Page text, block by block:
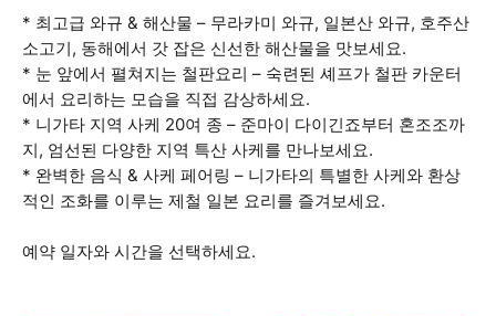
* 최고급 와규 & 해산물 – 무라카미 와규, 일본산 와규, 호주산
소고기, 동해에서 갓 잡은 신선한 해산물을 맛보세요.
* 눈 앞에서 펼쳐지는 철판요리 – 숙련된 셰프가 철판 카운터
에서 요리하는 모습을 직접 감상하세요.
* 니가타 지역 사케 20여 종 – 준마이 다이긴죠부터 혼조조까
지, 엄선된 다양한 지역 특산 사케를 만나보세요.
* 완벽한 음식 & 사케 페어링 – 니가타의 특별한 사케와 환상
적인 조화를 이루는 제철 일본 요리를 즐겨보세요.
예약 일자와 시간을 선택하세요.